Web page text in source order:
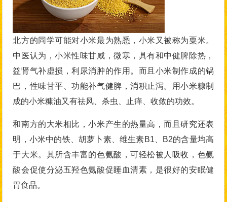
北方的同学可能对小米最为熟悉，小米又被称为粟米。
中医认为，小米性味甘咸，微寒，具有和中健脾除热，
益肾气补虚损，利尿消肿的作用。而且小米制作成的锅
巴，性味甘平、功能补气健脾，消积止泻。用小米糠制
成的小米糠油又有祛风、杀虫、止痒、收敛的功效。
和南方的大米相比，小米产生的热量高，而且研究还表
明，小米中的铁、胡萝卜素、维生素B1、B2的含量均高
于大米。其所含丰富的色氨酸，可轻松被人吸收，色氨
酸会促使分泌五羟色氨酸促睡血清素，是很好的安眠健
胃食品。